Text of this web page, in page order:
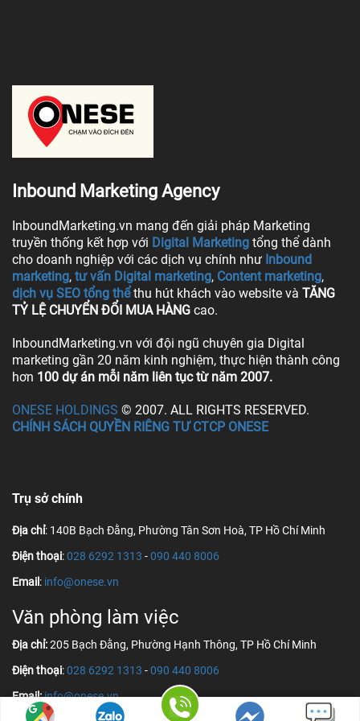
Inbound Marketing Agency
InboundMarketing.vn mang đến giải pháp Marketing
truyền thống kết hợp với Digital Marketing tổng thể dành
cho doanh nghiệp với các dịch vụ chính như Inbound
marketing, tư vấn Digital marketing, Content marketing,
dịch vụ SEO tổng thể thu hút khách vào website và TĂNG
TỶ LỆ CHUYỂN ĐỔI MUA HÀNG cao.
InboundMarketing.vn với đội ngũ chuyên gia Digital
marketing gần 20 năm kinh nghiệm, thực hiện thành công
hơn 100 dự án mỗi năm liên tục từ năm 2007.
ONESE HOLDINGS © 2007. ALL RIGHTS RESERVED.
CHÍNH SÁCH QUYỀN RIÊNG TƯ CTCP ONESE
Trụ sở chính
Địa chỉ: 140B Bạch Đằng, Phường Tân Sơn Hoà, TP Hồ Chí Minh
Điện thoại:028 6292 1313 -090 440 8006
Email : info@onese.vn
Văn phòng làm việc
Địa chỉ:205 Bạch Đằng, Phường Hạnh Thông, TP Hồ Chí Minh
Điện thoại:028 6292 1313 -090 440 8006
Email:info@onese.vn